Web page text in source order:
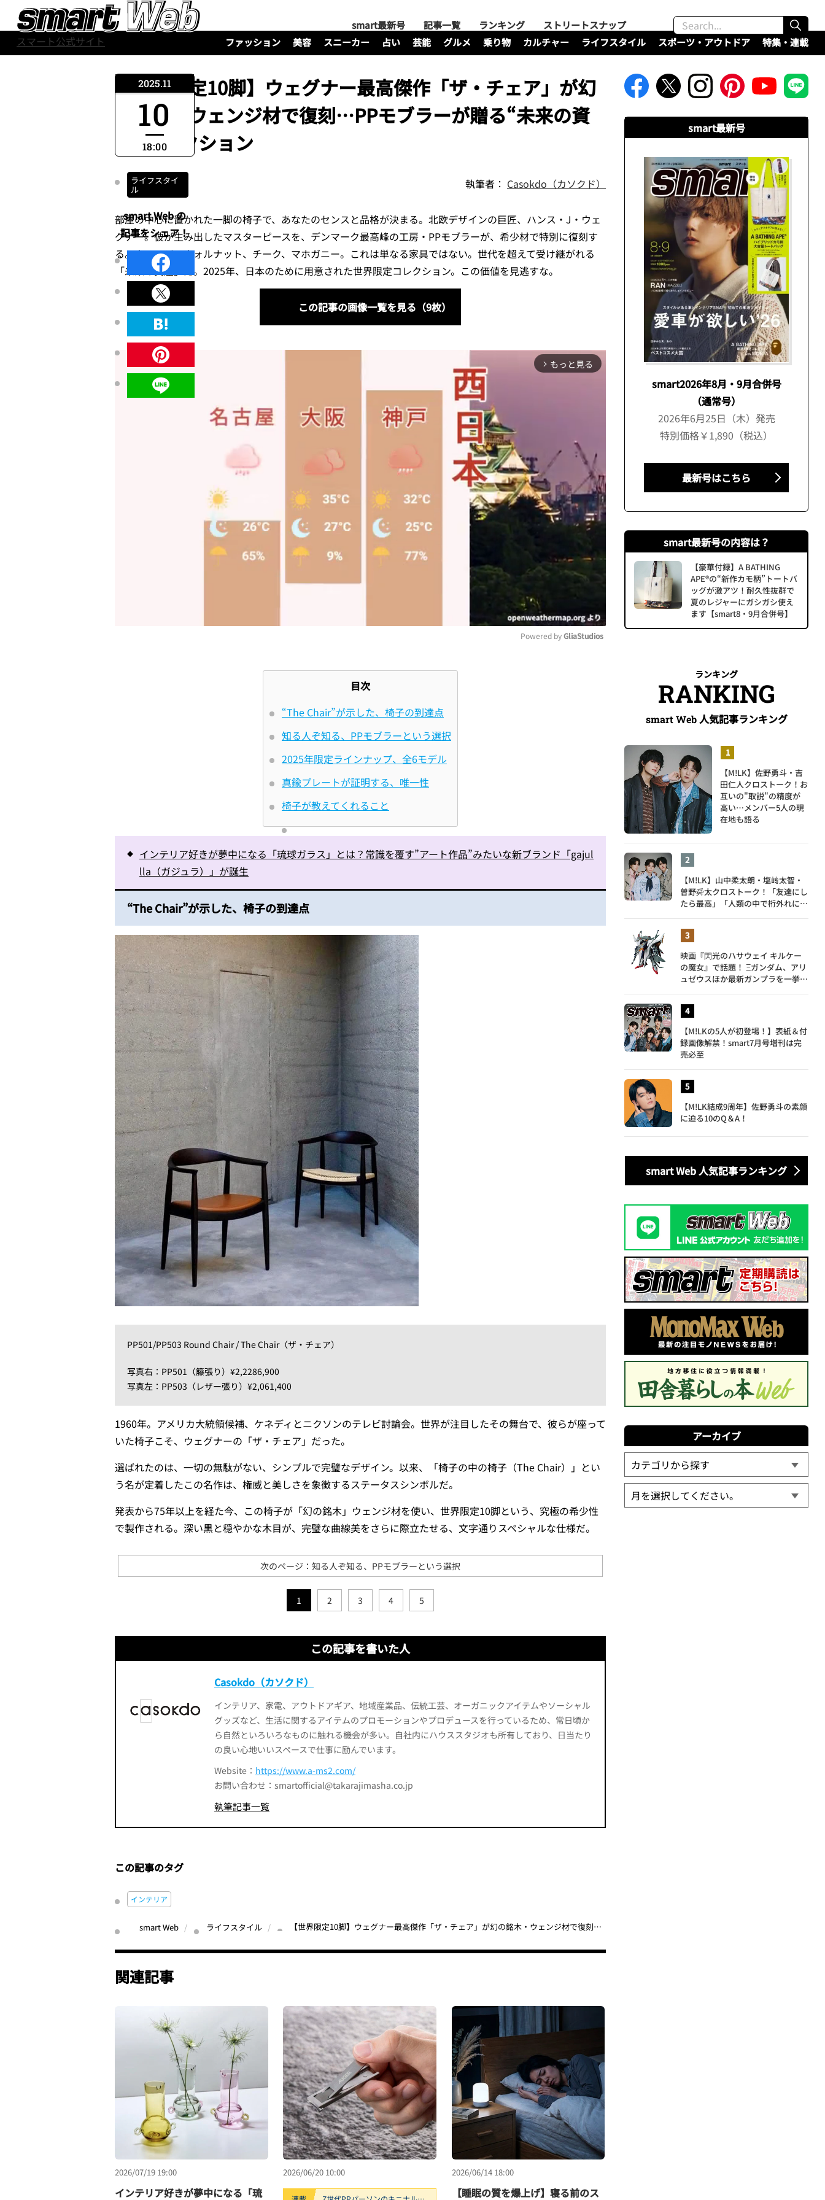
スマート公式サイト
smart最新号 記事一覧 ランキング
ストリートスナップ
ファッション
美容 スニーカー 占い 芸能 グルメ 乗り物 カルチャー ライフスタイル スポーツ・アウトドア 特集・連載
【世界限定10脚】ウェグナー最高傑作「ザ・チェア」が幻
の銘木・ウェンジ材で復刻…PPモブラーが贈る“未来の資
産”コレクション
執筆者： Casokdo（カソクド）
部屋の中心に置かれた一脚の椅子で、あなたのセンスと品格が決まる。北欧デザインの巨匠、 ハンス・J・ウェ
グナー。彼が生み出したマスターピースを、デンマーク最高峰の工房・ PPモブラーが、 希少材で特別に復刻す
る。ウェンジ、ウォルナット、チーク、マホガニー。これは単なる家具ではない。世代を超えて受け継がれる
「未来の資産」だ。2025年、 日本のために用意された世界限定コレクション。この価値を見逃すな。
この記事の画像一覧を見る（9枚）
arrow_forward_ios もっと見る
Powered by GliaStudios
目次
“The Chair”が示した、椅子の到達点
知る人ぞ知る、PPモブラーという選択
2025年限定ラインナップ、全6モデル
真鍮プレートが証明する、唯一性
椅子が教えてくれること
インテリア好きが夢中になる「琉球ガラス」とは？常識を覆す”アート作品”みたいな新ブランド「gajul
lla（ガジュラ）」が誕生
“The Chair”が示した、椅子の到達点
PP501/PP503 Round Chair / The Chair（ザ・チェア）
写真右：PP501（籐張り）¥2,2286,900
写真左：PP503（レザー張り）¥2,061,400
1960年。アメリカ大統領候補、ケネディとニクソンのテレビ討論会。世界が注目したその舞台で、彼らが座って
いた椅子こそ、ウェグナーの「ザ・チェア」だった。
選ばれたのは、一切の無駄がない、シンプルで完璧なデザイン。以来、「椅子の中の椅子 （The Chair）」とい
う名が定着したこの名作は、権威と美しさを象徴するステータスシンボルだ。
発表から75年以上を経た今、この椅子が「幻の銘木」ウェンジ材を使い、 世界限定10脚という、究極の希少性
で製作される。深い黒と穏やかな木目が、完璧な曲線美をさらに際立たせる、文字通りスペシャルな仕様だ。
次のページ：知る人ぞ知る、PPモブラーという選択
1 2 3 4 5
この記事を書いた人
Casokdo（カソクド）
インテリア、家電、アウトドアギア、地域産業品、伝統工芸、オーガニックアイテムやソーシャル
グッズなど、生活に関するアイテムのプロモーションやプロデュースを行っているため、常日頃か
ら自然といろいろなものに触れる機会が多い。自社内にハウススタジオも所有しており、日当たり
の良い心地いいスペースで仕事に励んでいます。
Website： https://www.a-ms2.com/
お問い合わせ：smartofficial@takarajimasha.co.jp
執筆記事一覧
この記事のタグ
インテリア
smart Web ライフスタイル 【世界限定10脚】ウェグナー最高傑作「ザ・チェア」が幻の銘木・ウェンジ材で復刻…PPモブラーが贈る“未来の資産”コレクション
2025.11
10
18:00
ライフスタイ
ル
smart Web の
記事をシェア！
関連記事
2026/07/19 19:00
インテリア好きが夢中になる「琉
2026/06/20 10:00 2026/06/14 18:00
【睡眠の質を爆上げ】寝る前のス
smart最新号
smart2026年8月・9月合併号
（通常号）
2026年6月25日（木）発売
特別価格￥1,890（税込）
最新号はこちら
smart最新号の内容は？
【豪華付録】A BATHING
APE®の“新作カモ柄”トートバ
ッグが激アツ！耐久性抜群で
夏のレジャーにガシガシ使え
ます【smart8・9月合併号】
ランキング
RANKING
smart Web人気記事ランキング
【M!LK】佐野勇斗・吉
田仁人クロストーク！お
互いの"取説"の精度が
高い…メンバー5人の現
在地も語る
【M!LK】山中柔太朗・塩﨑太智・
曽野舜太クロストーク！「友達にし
たら最高」「人類の中で桁外れに面
映画『閃光のハサウェイ キルケー
の魔女』で話題！ Ξガンダム、アリ
ュゼウスほか最新ガンプラを一挙紹
【M!LKの5人が初登場！】表紙＆付
録画像解禁！smart7月号増刊は完
売必至
【M!LK結成9周年】佐野勇斗の素顔
に迫る10のQ＆A！
smart Web 人気記事ランキング
アーカイブ